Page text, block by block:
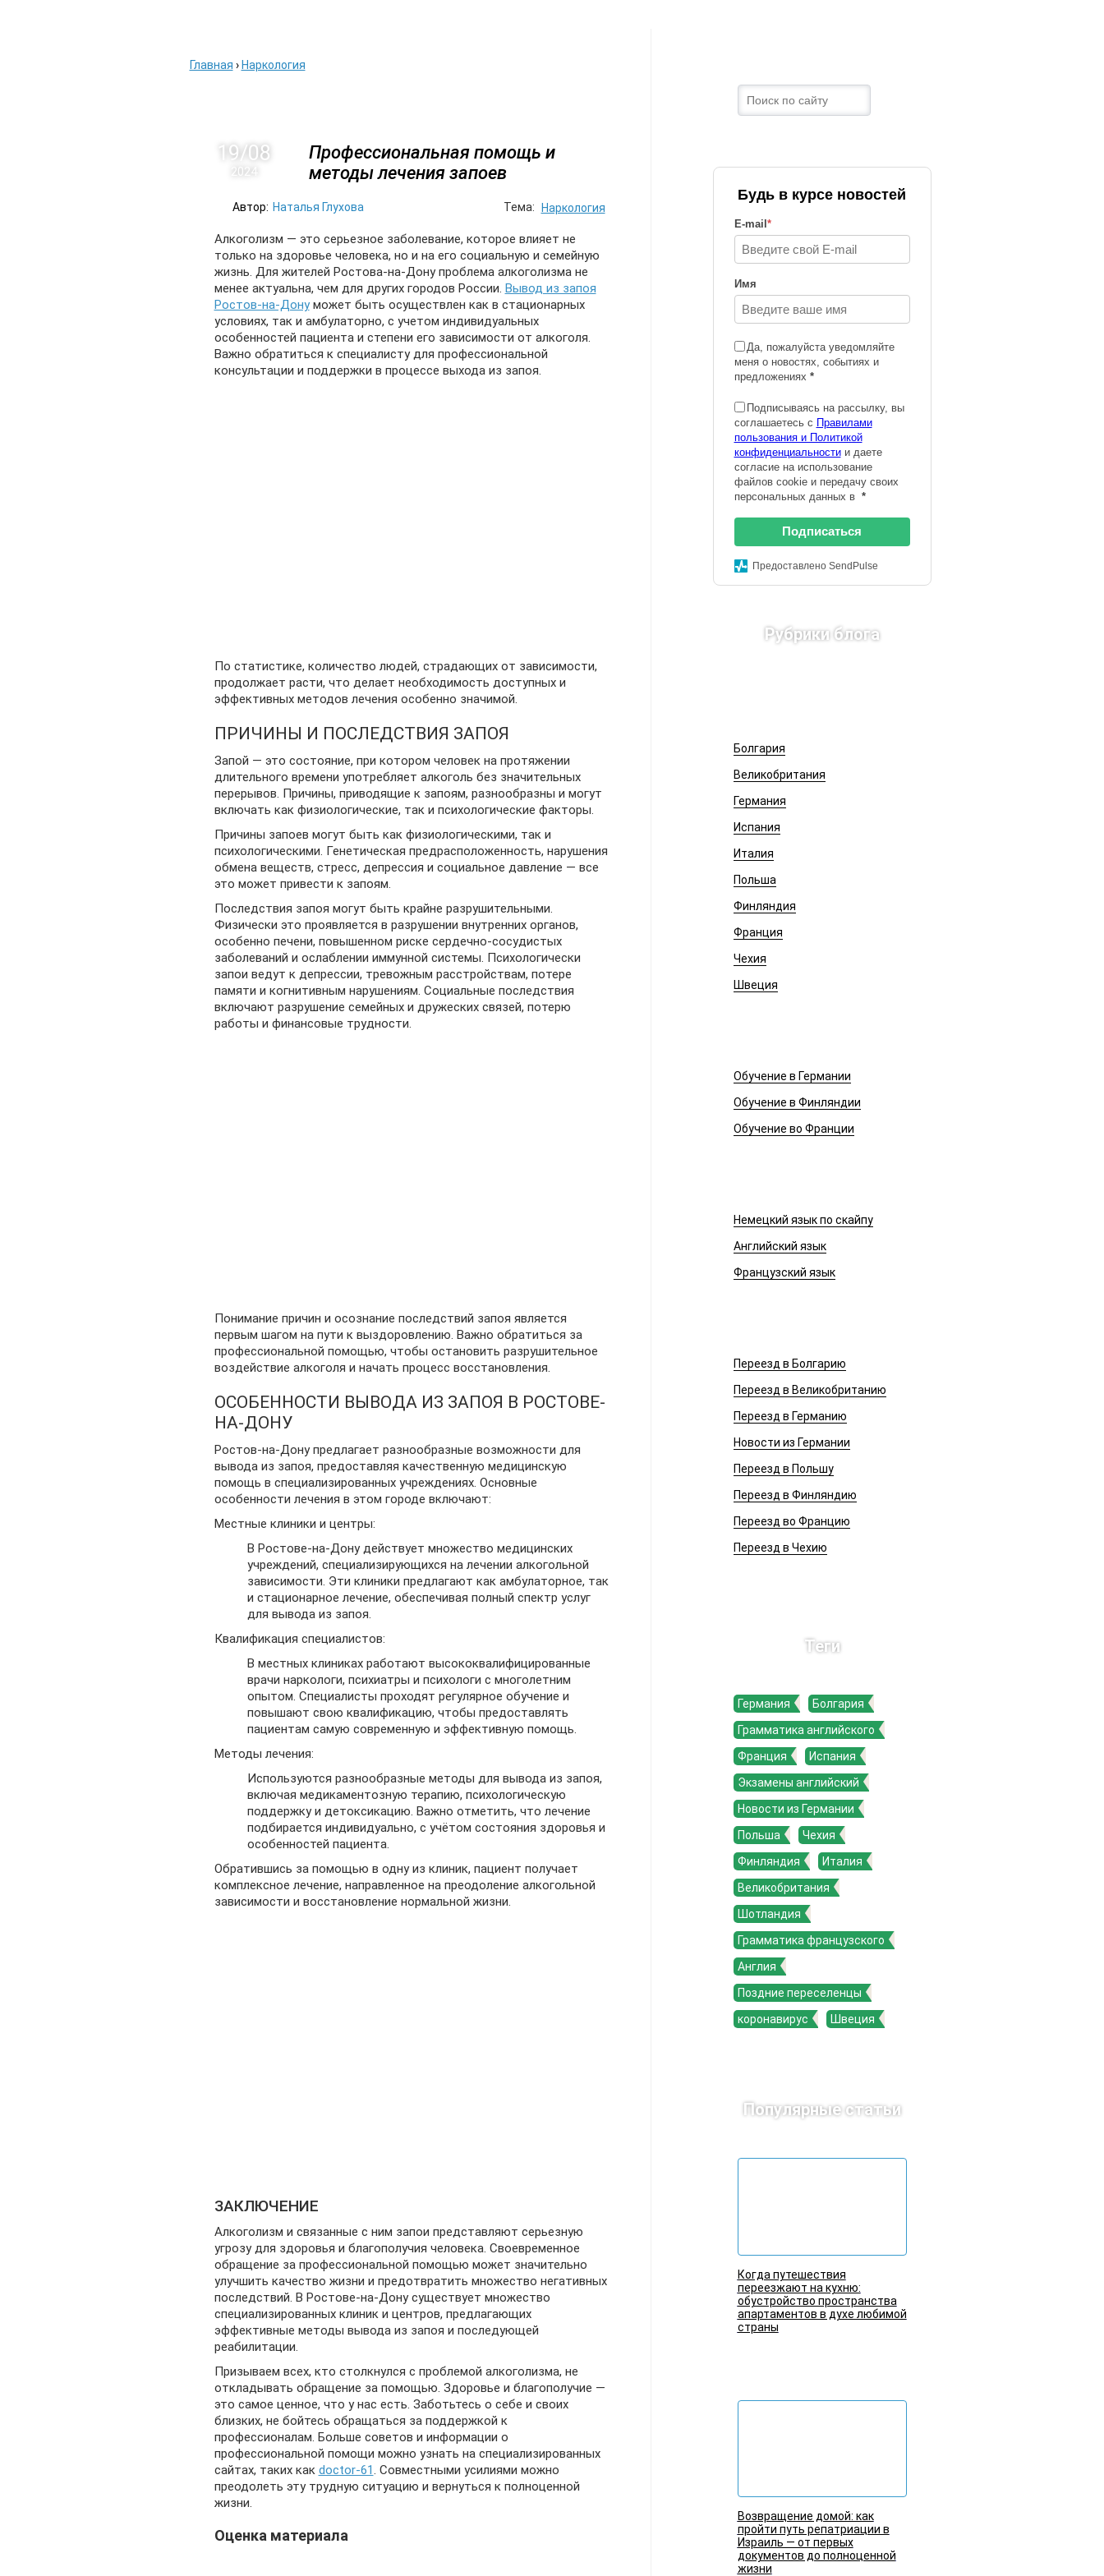
Главная › Наркология
Профессиональная помощь и
методы лечения запоев
19/08
2024
Автор: Наталья Глухова Тема: Наркология
Алкоголизм — это серьезное заболевание, которое влияет не
только на здоровье человека, но и на его социальную и семейную
жизнь. Для жителей Ростова-на-Дону проблема алкоголизма не
менее актуальна, чем для других городов России. Вывод из запоя
Ростов-на-Донуможет быть осуществлен как в стационарных
условиях, так и амбулаторно, с учетом индивидуальных
особенностей пациента и степени его зависимости от алкоголя.
Важно обратиться к специалисту для профессиональной
консультации и поддержки в процессе выхода из запоя.
По статистике, количество людей, страдающих от зависимости,
продолжает расти, что делает необходимость доступных и
эффективных методов лечения особенно значимой.
ПРИЧИНЫ И ПОСЛЕДСТВИЯ ЗАПОЯ
Запой — это состояние, при котором человек на протяжении
длительного времени употребляет алкоголь без значительных
перерывов. Причины, приводящие к запоям, разнообразны и могут
включать как физиологические, так и психологические факторы.
Причины запоев могут быть как физиологическими, так и
психологическими. Генетическая предрасположенность, нарушения
обмена веществ, стресс, депрессия и социальное давление — все
это может привести к запоям.
Последствия запоя могут быть крайне разрушительными.
Физически это проявляется в разрушении внутренних органов,
особенно печени, повышенном риске сердечно-сосудистых
заболеваний и ослаблении иммунной системы. Психологически
запои ведут к депрессии, тревожным расстройствам, потере
памяти и когнитивным нарушениям. Социальные последствия
включают разрушение семейных и дружеских связей, потерю
работы и финансовые трудности.
Понимание причин и осознание последствий запоя является
первым шагом на пути к выздоровлению. Важно обратиться за
профессиональной помощью, чтобы остановить разрушительное
воздействие алкоголя и начать процесс восстановления.
ОСОБЕННОСТИ ВЫВОДА ИЗ ЗАПОЯ В РОСТОВЕ-
НА-ДОНУ
Ростов-на-Дону предлагает разнообразные возможности для
вывода из запоя, предоставляя качественную медицинскую
помощь в специализированных учреждениях. Основные
особенности лечения в этом городе включают:
Местные клиники и центры:
В Ростове-на-Дону действует множество медицинских
учреждений, специализирующихся на лечении алкогольной
зависимости. Эти клиники предлагают как амбулаторное, так
и стационарное лечение, обеспечивая полный спектр услуг
для вывода из запоя.
Квалификация специалистов:
В местных клиниках работают высококвалифицированные
врачи наркологи, психиатры и психологи с многолетним
опытом. Специалисты проходят регулярное обучение и
повышают свою квалификацию, чтобы предоставлять
пациентам самую современную и эффективную помощь.
Методы лечения:
Используются разнообразные методы для вывода из запоя,
включая медикаментозную терапию, психологическую
поддержку и детоксикацию. Важно отметить, что лечение
подбирается индивидуально, с учётом состояния здоровья и
особенностей пациента.
Обратившись за помощью в одну из клиник, пациент получает
комплексное лечение, направленное на преодоление алкогольной
зависимости и восстановление нормальной жизни.
ЗАКЛЮЧЕНИЕ
Алкоголизм и связанные с ним запои представляют серьезную
угрозу для здоровья и благополучия человека. Своевременное
обращение за профессиональной помощью может значительно
улучшить качество жизни и предотвратить множество негативных
последствий. В Ростове-на-Дону существует множество
специализированных клиник и центров, предлагающих
эффективные методы вывода из запоя и последующей
реабилитации.
Призываем всех, кто столкнулся с проблемой алкоголизма, не
откладывать обращение за помощью. Здоровье и благополучие —
это самое ценное, что у нас есть. Заботьтесь о себе и своих
близких, не бойтесь обращаться за поддержкой к
профессионалам. Больше советов и информации о
профессиональной помощи можно узнать на специализированных
сайтах, таких как doctor-61. Совместными усилиями можно
преодолеть эту трудную ситуацию и вернуться к полноценной
жизни.
Оценка материала
Будь в курсе новостей
E-mail *
Имя
Да, пожалуйста уведомляйте
меня о новостях, событиях и
предложениях *
Подписываясь на рассылку, вы
соглашаетесь с Правилами
пользования и Политикой
конфиденциальностии даете
согласие на использование
файлов cookie и передачу своих
персональных данных в *
Подписаться
Предоставлено SendPulse
Рубрики блога
Болгария
Великобритания
Германия
Испания
Италия
Польша
Финляндия
Франция
Чехия
Швеция
Обучение в Германии
Обучение в Финляндии
Обучение во Франции
Немецкий язык по скайпу
Английский язык
Французский язык
Переезд в Болгарию
Переезд в Великобританию
Переезд в Германию
Новости из Германии
Переезд в Польшу
Переезд в Финляндию
Переезд во Францию
Переезд в Чехию
Теги
Германия
Болгария
Грамматика английского
Франция
Испания
Экзамены английский
Новости из Германии
Польша
Чехия
Финляндия
Италия
Великобритания
Шотландия
Грамматика французского
Англия
Поздние переселенцы
коронавирус
Швеция
Популярные статьи
Когда путешествия
переезжают на кухню:
обустройство пространства
апартаментов в духе любимой
страны
Возвращение домой: как
пройти путь репатриации в
Израиль — от первых
документов до полноценной
жизни